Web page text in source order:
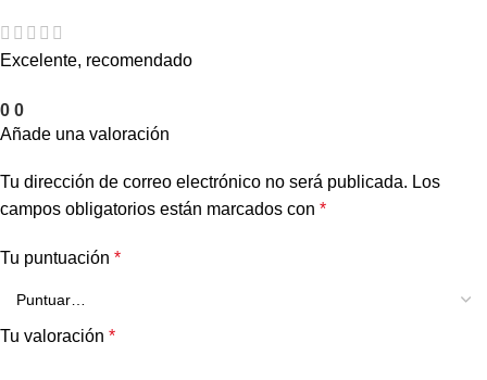
Excelente, recomendado
0 0
Añade una valoración
Tu dirección de correo electrónico no será publicada. Los
campos obligatorios están marcados con *
Tu puntuación *
Tu valoración *